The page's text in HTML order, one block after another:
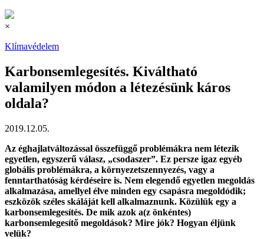
×
Klímavédelem
Karbonsemlegesítés. Kiváltható
valamilyen módon a létezésünk káros
oldala?
2019.12.05.
Az éghajlatváltozással összefüggő problémákra nem létezik
egyetlen, egyszerű válasz, „csodaszer”. Ez persze igaz egyéb
globális problémákra, a környezetszennyezés, vagy a
fenntarthatóság kérdéseire is. Nem elegendő egyetlen megoldás
alkalmazása, amellyel élve minden egy csapásra megoldódik;
eszközök széles skáláját kell alkalmaznunk. Közülük egy a
karbonsemlegesítés. De mik azok a(z önkéntes)
karbonsemlegesítő megoldások? Mire jók? Hogyan éljünk
velük?